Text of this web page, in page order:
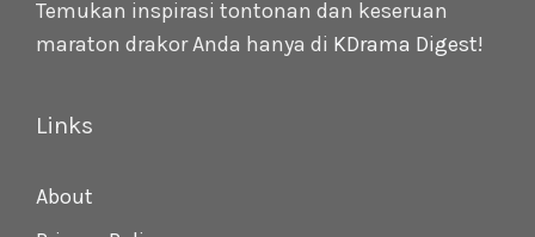
Temukan inspirasi tontonan dan keseruan
maraton drakor Anda hanya di KDrama Digest!
Links
About